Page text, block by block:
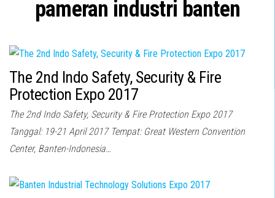
Terbaru
Job Fair,
Lomba dll.
pameran industri banten
The 2nd Indo Safety, Security & Fire
Protection Expo 2017
The 2nd Indo Safety, Security & Fire Protection Expo 2017
Tanggal: 19-21 April 2017 Tempat: Great Western Convention
Center, Banten-Indonesia…